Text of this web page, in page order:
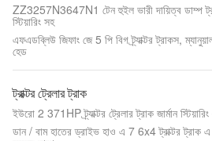
ZZ3257N3647N1 টেন হুইল ভারী দায়িত্ব ডাম্প
স্টিয়ারিং সহ
এফএডব্লিউ জিফাং জে 5 পি বিগ ট্র্যাক্টর ট্রাকস,
হেড
ট্রাক্টর ট্রেলার ট্রাক
ইউরো 2 371HP ট্র্যাক্টর ট্রেলার ট্রাক জার্মান
ডান / বাম হাতের ড্রাইভ হাও এ 7 6x4 ট্রাক্টর ট্রাক